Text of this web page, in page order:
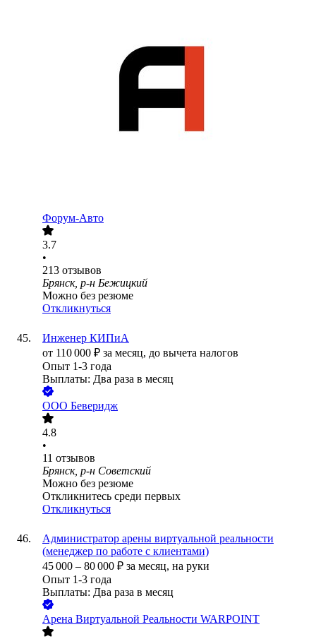
Форум-Авто
3.7
•
213 отзывов
Брянск, р-н Бежицкий
Можно без резюме
Откликнуться
Инженер КИПиА
от 110 000 ₽ за месяц, до вычета налогов
Опыт 1-3 года
Выплаты: Два раза в месяц
ООО Беверидж
4.8
•
11 отзывов
Брянск, р-н Советский
Можно без резюме
Откликнитесь среди первых
Откликнуться
Администратор арены виртуальной реальности
(менеджер по работе с клиентами)
45 000 – 80 000 ₽ за месяц, на руки
Опыт 1-3 года
Выплаты: Два раза в месяц
Арена Виртуальной Реальности WARPOINT